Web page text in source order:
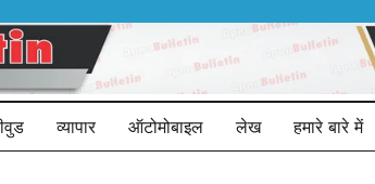
व्यापार ऑटोमोबाइल लेख हमारे बारे में